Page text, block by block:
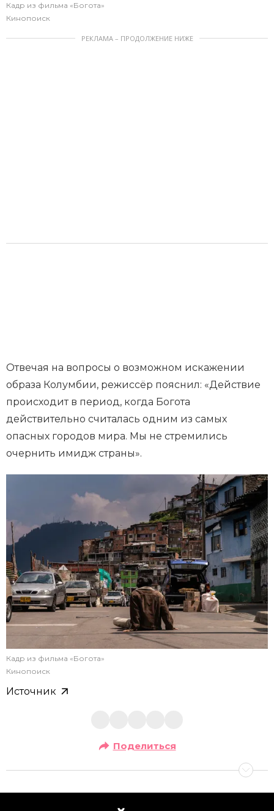
Кадр из фильма «Богота»
Кинопоиск
РЕКЛАМА – ПРОДОЛЖЕНИЕ НИЖЕ
Отвечая на вопросы о возможном искажении
образа Колумбии, режиссёр пояснил: «Действие
происходит в период, когда Богота
действительно считалась одним из самых
опасных городов мира. Мы не стремились
очернить имидж страны».
Кадр из фильма «Богота»
Кинопоиск
Источник
Поделиться